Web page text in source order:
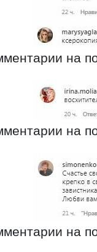
на
на
на